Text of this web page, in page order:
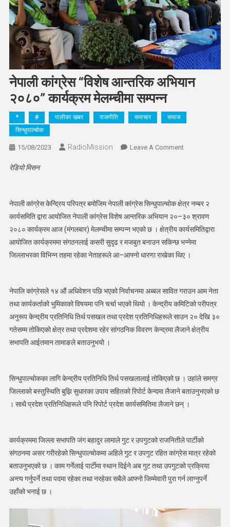
नेपाली कांग्रेस “विशेष आन्तरिक अभियान
२०८०” कार्यक्रम मेलम्चीमा सम्पन्न
* # पालीका खबर राजनीति समाचार
समाज
सिन्धुपाल्चोक
15/08/2023 RadioMission Leave A CommentOn
अभियान
२०८०”
कार्यक्रम
मेलम्चीमा
सम्पन्न
रेडियो मिसन
नेपाली कांग्रेस केन्द्रिय परिपत्र बमोजिम नेपाली कांग्रेस सिन्धुपाल्चोक क्षेत्र नम्बर २
कार्यसमिति द्वारा आयोजित नेपाली कांग्रेस विशेष आन्तरिक अभियान २०–३० श्रावण
२०८० कार्यक्रम आज (मंगलबार) मेलम्चीमा सम्पन्न भएको छ । क्षेत्रीय कार्यसमितिद्वारा
आयोजित कार्यक्रममा संगठनलाई कसरी सुदृढ र मजबुत बनाउन सकिन्छ भन्नेमा
जिल्लाभरका विभिन्न तहमा रहेका नेताहरूले आ–आफ्नो धारणा राखेका थिए ।
नेपालि कांग्रेसले १४ औं अधिवेशन पछि भएको निर्वाचनमा अब्बल सावित गराउन आम नेता
तथा कार्यकर्ताको भुमिकाको विषयमा पनि चर्चा भएको थियो । केन्द्रीय कमिटिको परीपत्र
अनुरूप केन्द्रीय प्रतिनिधि तिर्थ पसखल तथा प्रदेश प्रतिनिधिहरूले साउन २० देखि ३०
गतेसम्म तोकिएको क्षेत्र तथा प्रदेशमा रहेर सांगठनिक विवरण केन्द्रमा लैजाने क्षेत्रीय
सभापति आईतमान तामाङले बताउनुभयो ।
सिन्धुपाल्चोकका लागि केन्द्रीय प्रतिनिधि तिर्थ पसखलालाई तोकिएको छ । उहांले समग्र
जिल्लाको बस्तुस्थिति बुझि सुधारका उपाय सहितको रिपोर्ट केन्दमा लैजाने बताउनुभएको छ
। साथै प्रदेश प्रतिनिधिहरूले पनि रिपोर्ट प्रदेश कार्यसमितिमा लैजाने छन् ।
कार्यक्रममा जिल्ला सभापति जंग बहादुर लामाले गुट र उपगुटको राजनितीले पार्टीको
संगठनमा असर गरीरहेको सिन्धुपाल्चोकमा अहिले गुट र उपगुट रहित कांग्रेस मात्र रहेको
बताउनुभएको छ । काम गर्नेलाई पार्टीमा स्थान दिईने अब गुट तथा उपगुटको प्रक्रिया
अन्त्य गर्नुपर्ने तथा पदमा रहेका तथा नरहेका सबैले आफ्नो जिम्मेवारी पुरा गर्न लाग्नुपर्ने
उहाँको भनाई छ ।